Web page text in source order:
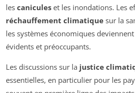
les canicules et les inondations. Les
réchauffement climatique sur la
les systèmes économiques
évidents et préoccupants.
Les discussions sur la justice
essentielles, en particulier pour les